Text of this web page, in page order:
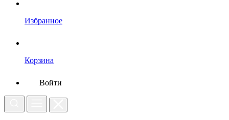
Избранное
Корзина
Войти